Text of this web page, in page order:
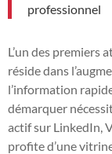
professionnel
L’un des premiers
réside dans
l’information
démarquer
actif sur LinkedIn,
profite d’une